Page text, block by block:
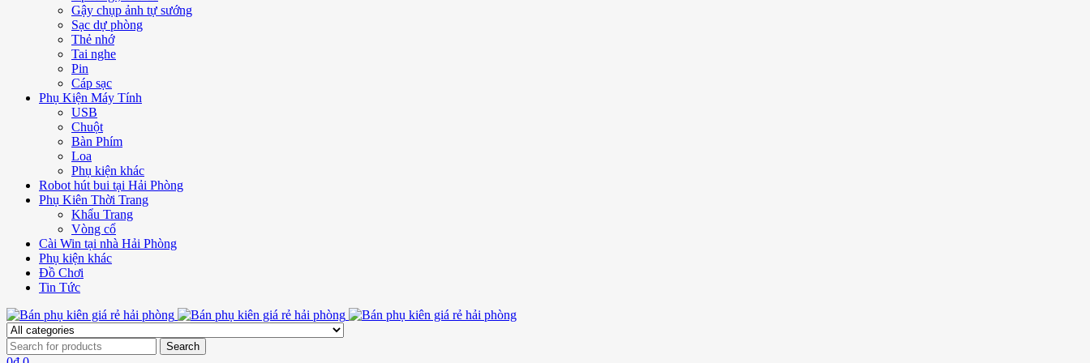
Gậy chụp ảnh tự sướng
Sạc dự phòng
Thẻ nhớ
Tai nghe
Pin
Cáp sạc
Phụ Kiện Máy Tính
USB
Chuột
Bàn Phím
Loa
Phụ kiện khác
Robot hút bui tại Hải Phòng
Phụ Kiên Thời Trang
Khẩu Trang
Vòng cổ
Cài Win tại nhà Hải Phòng
Phụ kiện khác
Đồ Chơi
Tin Tức